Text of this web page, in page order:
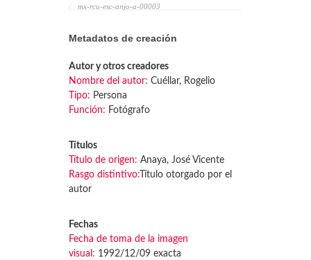
mx-rcu-esc-anjo-a-00003
Metadatos de creación
Autor y otros creadores
Nombre del autor: Cuéllar, Rogelio
Tipo: Persona
Función: Fotógrafo
Títulos
Título de origen: Anaya, José Vicente
Rasgo distintivo: Título otorgado por el
autor
Fechas
Fecha de toma de la imagen
visual: 1992/12/09 exacta